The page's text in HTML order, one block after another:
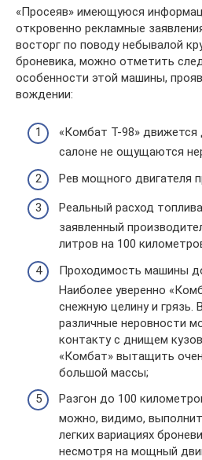
«Просеяв» имеющуюся
откровенно рекламные
восторг по поводу небывалой
броневика, можно отметить
особенности этой машины,
вождении:
«Комбат Т-98» движется
салоне не ощущаются
Рев мощного двигателя
Реальный расход
заявленный
литров на 100
Проходимость машины
Наиболее уверенно
снежную целину и
различные неровности
контакту с днищем
«Комбат» вытащить
большой массы;
Разгон до 100
можно, видимо,
легких вариациях
несмотря на мощный